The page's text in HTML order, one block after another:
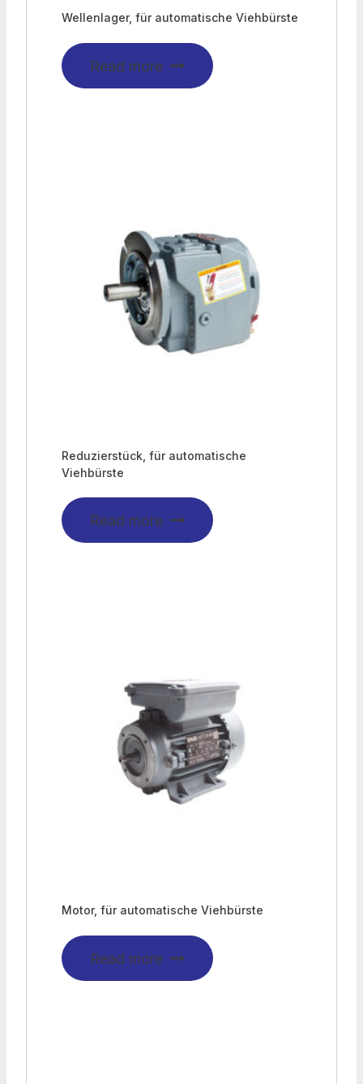
Wellenlager, für automatische Viehbürste
Read more
Reduzierstück, für automatische
Viehbürste
Read more
Motor, für automatische Viehbürste
Read more